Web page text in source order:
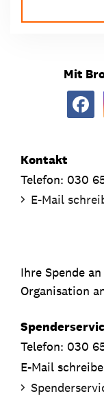
Mit
Kontakt
Telefon: 030
E-Mail
Ihre Spende
Organisation
Telefon: 030
E-Mail